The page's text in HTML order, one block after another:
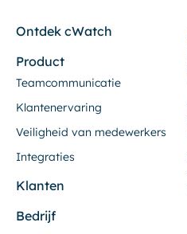
Ontdek cWatch
Product
Teamcommunicatie
Klantenervaring
Veiligheid van medewerkers
Integraties
Klanten
Bedrijf